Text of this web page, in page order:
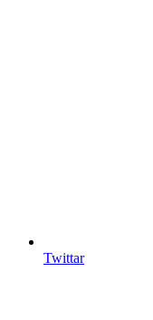
Twittar